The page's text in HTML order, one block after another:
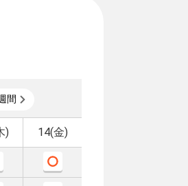
間
) 14(金)